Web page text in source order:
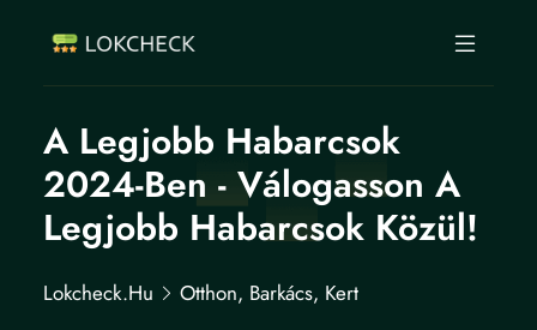
A Legjobb Habarcsok
2024-Ben - Válogasson A
Legjobb Habarcsok Közül!
Lokcheck.hu Otthon, Barkács, Kert